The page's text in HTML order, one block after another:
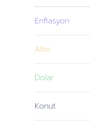
Enflasyon
Altın
Dolar
Konut